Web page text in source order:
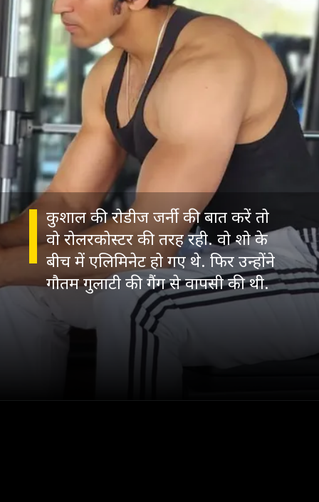
कुशाल की रोडीज जर्नी की बात करें तो
वो रोलरकोस्टर की तरह रही. वो शो के
बीच में एलिमिनेट हो गए थे. फिर उन्होंने
गौतम गुलाटी की गैंग से वापसी की थी.